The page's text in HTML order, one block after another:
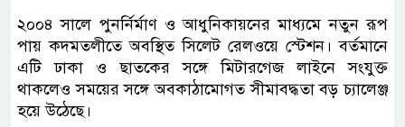
২০০৪ সালে পুনর্নির্মাণ ও আধুনিকায়নের মাধ্যমে নতুন রূপ
পায় কদমতলীতে অবস্থিত সিলেট রেলওয়ে স্টেশন। বর্তমানে
এটি ঢাকা ও ছাতকের সঙ্গে মিটারগেজ লাইনে সংযুক্ত
থাকলেও সময়ের সঙ্গে অবকাঠামোগত সীমাবদ্ধতা বড় চ্যালেঞ্জ
হয়ে উঠেছে।